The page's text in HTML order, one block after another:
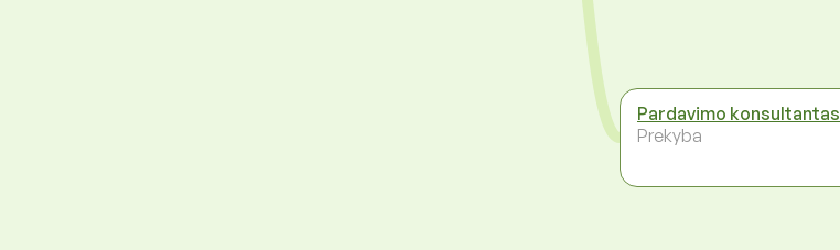
Pardavimo konsultantas
Prekyba